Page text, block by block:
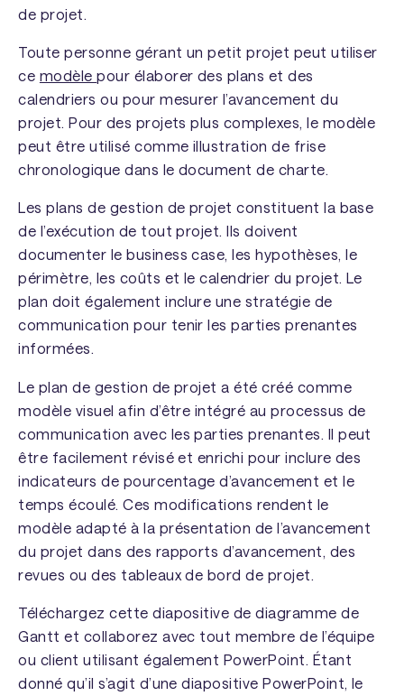
de projet.
Toute personne gérant un petit projet peut utiliser
ce modèlepour élaborer des plans et des
calendriers ou pour mesurer l’avancement du
projet. Pour des projets plus complexes, le modèle
peut être utilisé comme illustration de frise
chronologique dans le document de charte.
Les plans de gestion de projet constituent la base
de l’exécution de tout projet. Ils doivent
documenter le business case, les hypothèses, le
périmètre, les coûts et le calendrier du projet. Le
plan doit également inclure une stratégie de
communication pour tenir les parties prenantes
informées.
Le plan de gestion de projet a été créé comme
modèle visuel afin d’être intégré au processus de
communication avec les parties prenantes. Il peut
être facilement révisé et enrichi pour inclure des
indicateurs de pourcentage d’avancement et le
temps écoulé. Ces modifications rendent le
modèle adapté à la présentation de l’avancement
du projet dans des rapports d’avancement, des
revues ou des tableaux de bord de projet.
Téléchargez cette diapositive de diagramme de
Gantt et collaborez avec tout membre de l’équipe
ou client utilisant également PowerPoint. Étant
donné qu’il s’agit d’une diapositive PowerPoint, le